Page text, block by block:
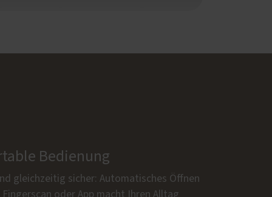
Bedienung
gleichzeitig sicher: Automatisches Öffnen
Fingerscan oder App macht Ihren Alltag